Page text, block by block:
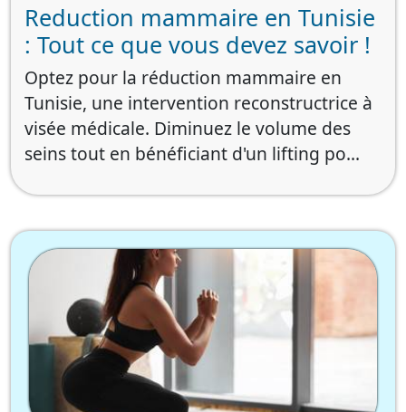
Reduction mammaire en Tunisie
: Tout ce que vous devez savoir !
Optez pour la réduction mammaire en
Tunisie, une intervention reconstructrice à
visée médicale. Diminuez le volume des
seins tout en bénéficiant d'un lifting po...